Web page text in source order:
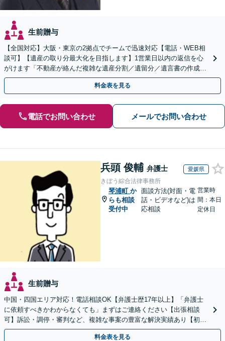
生前贈与
【全国対応】大阪・東京の2拠点でチームで迅速対応【電話・WEB相
談可】【遺産の取り分最大化を目指します】1営業日以内の返信を心
がけます「不動産が絡んだ複雑な遺産分割／遺留分／遺言書の作成・
執行／事業承継など、お任せください」【休日相談あり】
料金表を見る
電話でお問い合わせ メールでお問い合わせ
兵頭 俊輔 弁護士 愛媛県
きぼう綜合法律事務所
琴浦町 か
らも相談
受付中
面談方法(対面・電
話・ビデオなど)は
応相談
営業時
間：本日
定休日
生前贈与
中国・四国エリア対応！電話相談OK【弁護士歴17年以上】「弁護士
に依頼すべきかわからなくても」まずはご連絡ください【出張相談
可】訴訟・調停・審判など、複雑な事案の豊富な解決実績あり【初回
相談無料】初回面談のみで解決できるケースもあります
料金表を見る